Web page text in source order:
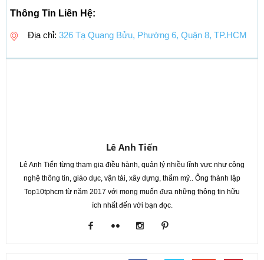
Thông Tin Liên Hệ:
Địa chỉ: 326 Tạ Quang Bửu, Phường 6, Quận 8, TP.HCM
Lê Anh Tiến
Lê Anh Tiến từng tham gia điều hành, quản lý nhiều lĩnh vực như công
nghệ thông tin, giáo dục, vận tải, xây dựng, thẩm mỹ.. Ông thành lập
Top10tphcm từ năm 2017 với mong muốn đưa những thông tin hữu
ích nhất đến với bạn đọc.